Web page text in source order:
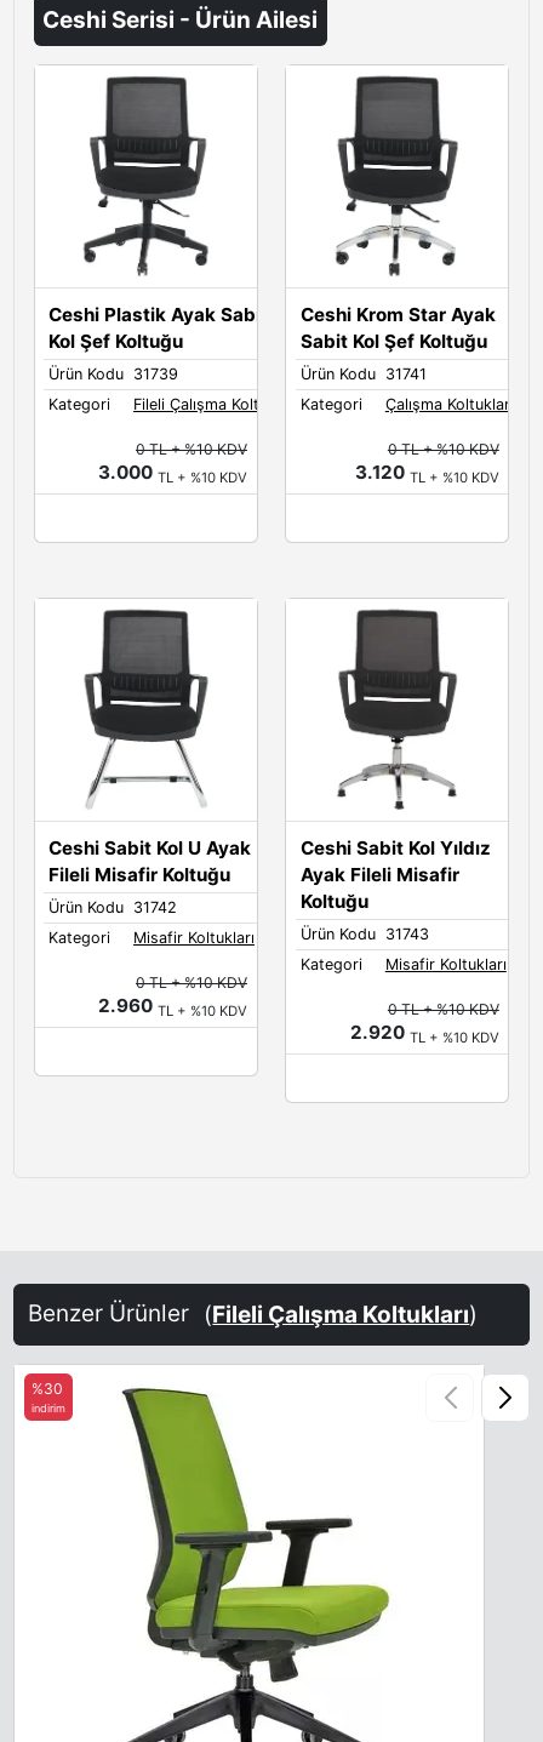
Ceshi Serisi - Ürün Ailesi
Ceshi Plastik Ayak Sabit
Kol Şef Koltuğu
Ürün Kodu
31739
Kategori
Fileli Çalışma Koltukları
0 TL + %10 KDV
3.000TL + %10 KDV
Ceshi Krom Star Ayak
Sabit Kol Şef Koltuğu
Ürün Kodu
31741
Kategori
Çalışma Koltukları
0 TL + %10 KDV
3.120 TL + %10 KDV
Ceshi Sabit Kol U Ayak
Fileli Misafir Koltuğu
Ürün Kodu
31742
Kategori
Misafir Koltukları
0 TL + %10 KDV
2.960TL + %10 KDV
Ceshi Sabit Kol Yıldız
Ayak Fileli Misafir
Koltuğu
Ürün Kodu
31743
Kategori
Misafir Koltukları
0 TL + %10 KDV
2.920 TL + %10 KDV
Benzer Ürünler (Fileli Çalışma Koltukları)
%30
indirim